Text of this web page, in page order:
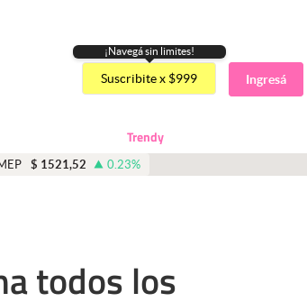
¡Navegá sin limites!
Suscribite x $999 Ingresá
Trendy
$ 1521,52 0.23%
todos los